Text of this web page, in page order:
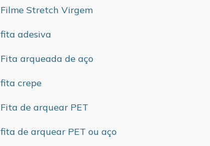
Filme Stretch Virgem
fita adesiva
Fita arqueada de aço
fita crepe
Fita de arquear PET
fita de arquear PET ou aço